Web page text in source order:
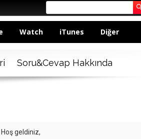
Watch iTunes Diğer
Soru&Cevap Hakkında
Hoş geldiniz,